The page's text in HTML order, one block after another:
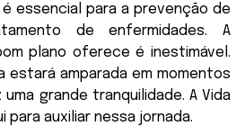
essencial para a prevenção de
de enfermidades. A
plano oferece é inestimável.
estará amparada em momentos
grande tranquilidade. A Vida
para auxiliar nessa jornada.